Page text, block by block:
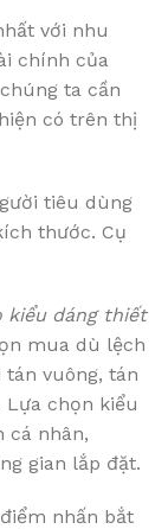
với nhu
chính của
ta cần
có trên thị
tiêu dùng
thước. Cụ
kiểu dáng thiết
mua dù lệch
vuông, tán
chọn kiểu
cá nhân,
gian lắp đặt.
nhấn bắt